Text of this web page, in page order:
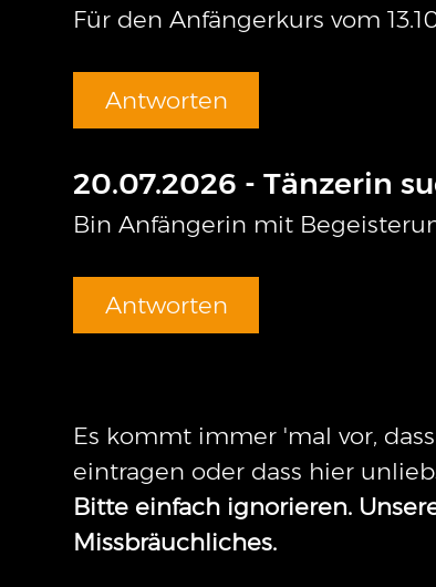
Für den Anfängerkurs vom
Antworten
20.07.2026 - Tänzerin
Bin Anfängerin mit
Antworten
Es kommt immer 'mal vor,
eintragen oder dass hier
Bitte einfach ignorieren.
Missbräuchliches.